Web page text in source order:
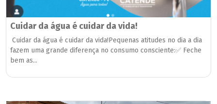
Cuidar da água é cuidar da vida!
Cuidar da água é cuidar da vida!Pequenas atitudes no dia a dia
fazem uma grande diferença no consumo consciente:✅ Feche
bem as...